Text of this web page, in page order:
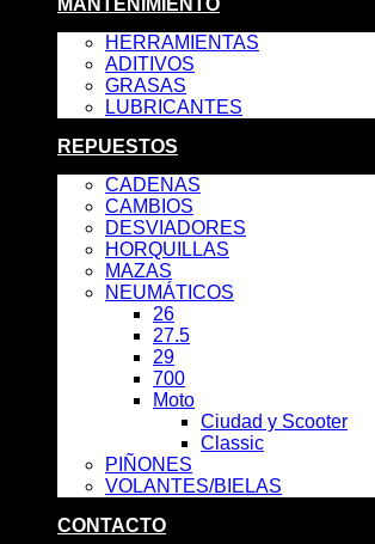
MANTENIMIENTO
HERRAMIENTAS
ADITIVOS
GRASAS
LUBRICANTES
REPUESTOS
CADENAS
CAMBIOS
DESVIADORES
HORQUILLAS
MAZAS
NEUMÁTICOS
26
27.5
29
700
Moto
Ciudad y Scooter
Classic
PIÑONES
VOLANTES/BIELAS
CONTACTO